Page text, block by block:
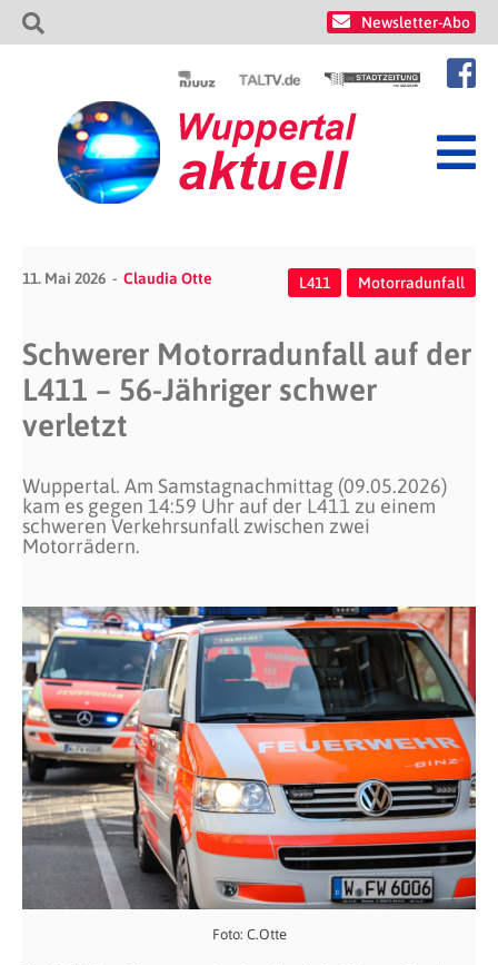
Newsletter-Abo
11. Mai 2026 Claudia Otte L411 Motorradunfall
Schwerer Motorradunfall auf der
L411 – 56-Jähriger schwer
verletzt
Wuppertal. Am Samstagnachmittag (09.05.2026)
kam es gegen 14:59 Uhr auf der L411 zu einem
schweren Verkehrsunfall zwischen zwei
Motorrädern.
Foto: C.Otte